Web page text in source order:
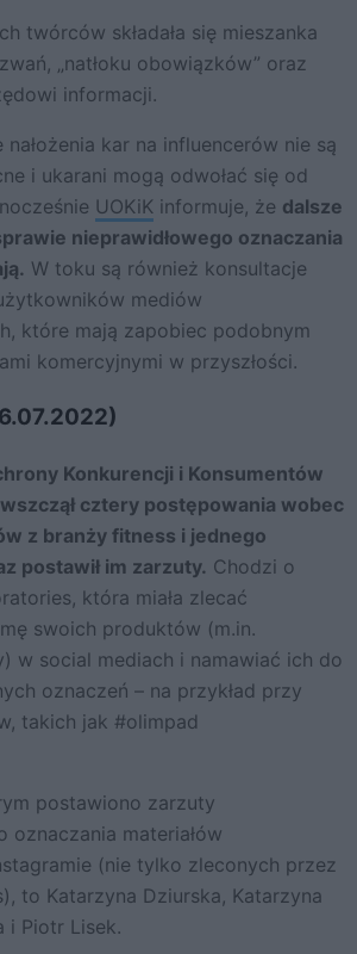
twórców składała się mieszanka
„natłoku obowiązków” oraz
informacji.
kar na influencerów nie są
i ukarani mogą odwołać się od
UOKiK informuje, że dalsze
nieprawidłowego oznaczania
W toku są również konsultacje
mediów
które mają zapobiec podobnym
komercyjnymi w przyszłości.
Konkurencji i Konsumentów
cztery postępowania wobec
z branży fitness i jednego
postawił im zarzuty. Chodzi o
która miała zlecać
swoich produktów (m.in.
w social mediach i namawiać ich do
oznaczeń – na przykład przy
takich jak #olimpad
postawiono zarzuty
oznaczania materiałów
(nie tylko zleconych przez
to Katarzyna Dziurska, Katarzyna
i Piotr Lisek.